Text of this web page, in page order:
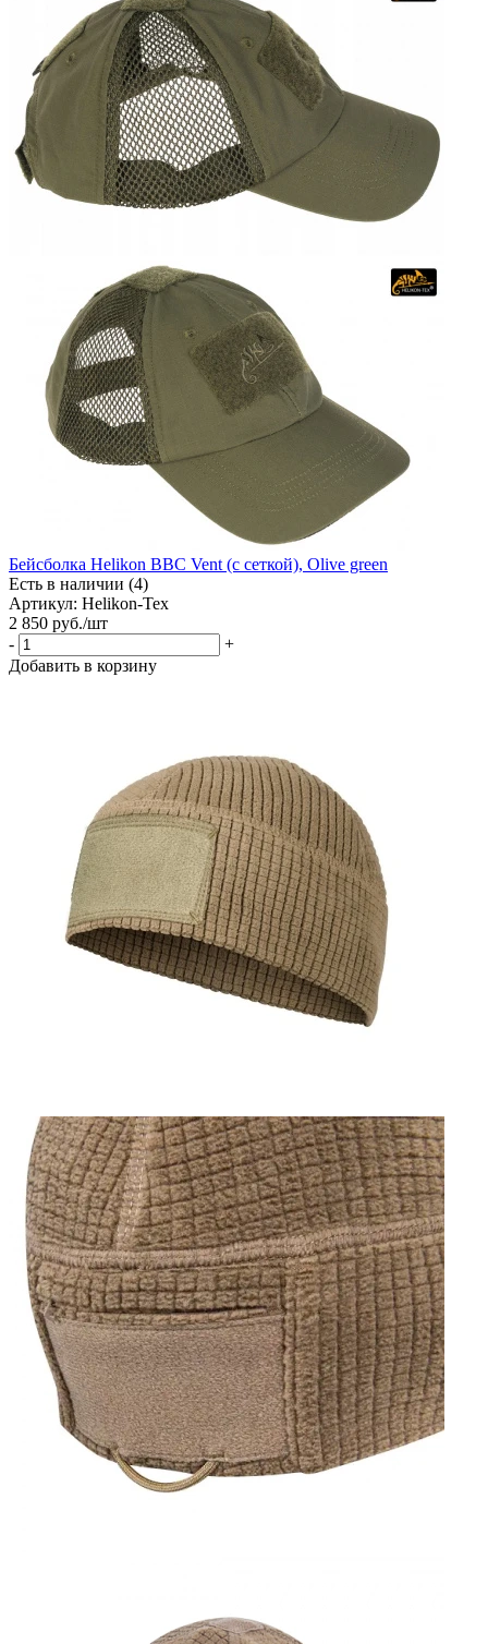
Бейсболка Helikon BBC Vent (с сеткой), Olive green
Есть в наличии (4)
Артикул: Helikon-Tex
2 850 руб./шт
-
+
Добавить в корзину